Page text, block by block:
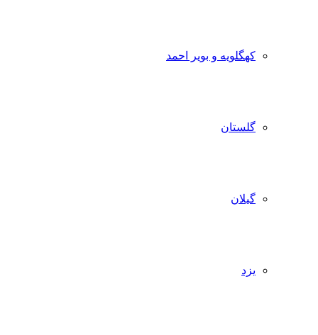
کهگلویه و بویر احمد
گلستان
گیلان
یزد